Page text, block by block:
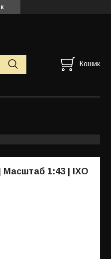
Кошик
Масштаб 1:43 | IXO